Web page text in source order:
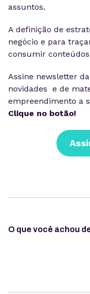
assuntos.
A definição de
negócio e para
consumir
Assine newsletter da
novidades e de
empreendimento a
Clique no botão!
O que você achou